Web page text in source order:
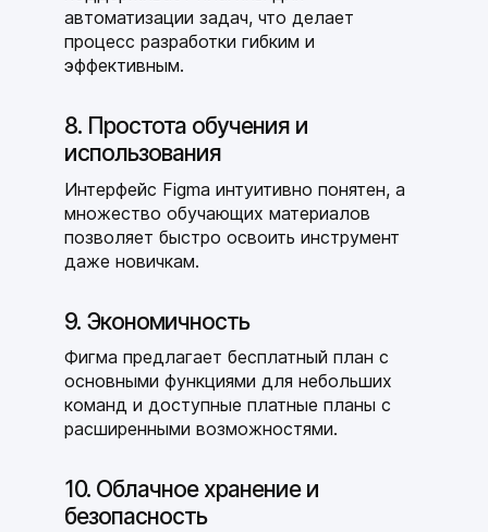
автоматизации задач, что делает
процесс разработки гибким и
эффективным.
8. Простота обучения и
использования
Интерфейс Figma интуитивно понятен, а
множество обучающих материалов
позволяет быстро освоить инструмент
даже новичкам.
9. Экономичность
Фигма предлагает бесплатный план с
основными функциями для небольших
команд и доступные платные планы с
расширенными возможностями.
10. Облачное хранение и
безопасность